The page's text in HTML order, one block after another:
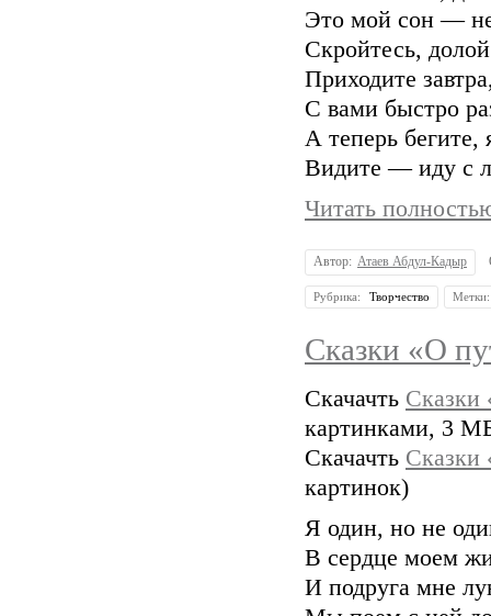
Это мой сон —
Скройтесь,
Приходите
С вами быстро
А теперь бегите,
Видите — иду с
Читать
Автор: Атаев Абдул-Кадыр
Рубрика: Творчество
Сказки «О
Скачачть
картинками, 3
Скачачть
картинок)
Я один, но не
В сердце моем
И подруга мне